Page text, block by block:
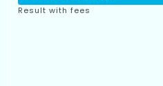
Result with fees